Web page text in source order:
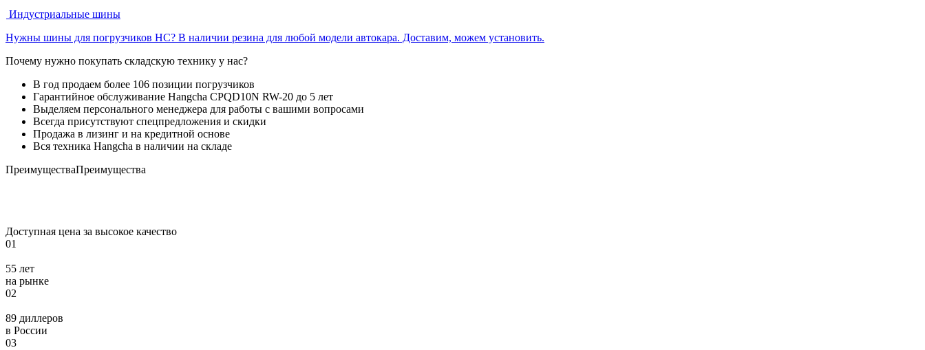
Индустриальные шины
Нужны шины для погрузчиков HC? В наличии резина для любой модели автокара. Доставим, можем установить.
Почему нужно покупать складскую технику у нас?
В год продаем более 106 позиции погрузчиков
Гарантийное обслуживание Hangcha CPQD10N RW-20 до 5 лет
Выделяем персонального менеджера для работы с вашими вопросами
Всегда присутствуют спецпредложения и скидки
Продажа в лизинг и на кредитной основе
Вся техника Hangcha в наличии на складе
ПреимуществаПреимущества
Доступная цена за высокое качество
01
55 лет
на рынке
02
89 диллеров
в России
03